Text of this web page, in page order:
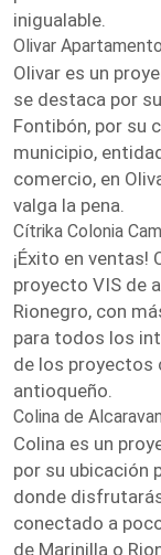
inigualable.
Olivar
Olivar es un
se destaca por
Fontibón, por su
municipio,
comercio, en
valga la pena.
Cítrika Colonia
¡Éxito en ventas!
proyecto VIS de
Rionegro, con
para todos los
de los proyectos
antioqueño.
Colina de
Colina es un
por su ubicación
donde
conectado a
de Marinilla o